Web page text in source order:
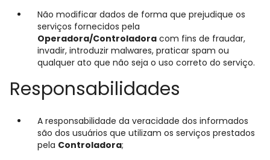
Não modificar dados de forma que prejudique os
serviços fornecidos pela
Operadora/Controladora com fins de fraudar,
invadir, introduzir malwares, praticar spam ou
qualquer ato que não seja o uso correto do serviço.
Responsabilidades
A responsabilidade da veracidade dos informados
são dos usuários que utilizam os serviços prestados
pela Controladora;